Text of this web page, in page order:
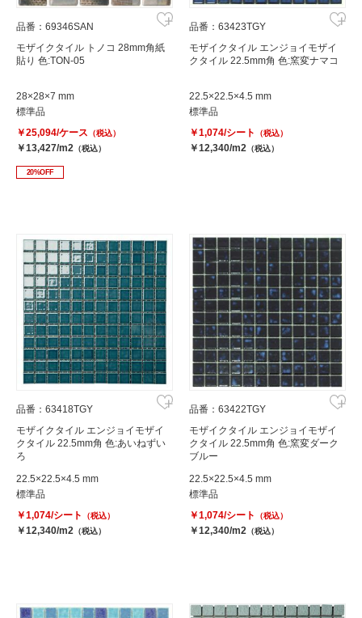
品番：69346SAN
モザイクタイル トノコ 28mm角紙
貼り 色:TON-05
28×28×7 mm
標準品
￥25,094/ケース （税込）
￥13,427/m2 （税込）
20%OFF
品番：63423TGY
モザイクタイル エンジョイモザイ
クタイル 22.5mm角 色:窯変ナマコ
22.5×22.5×4.5 mm
標準品
￥1,074/シート
（税込）
￥12,340/m2 （税込）
品番：63418TGY
モザイクタイル エンジョイモザイ
クタイル 22.5mm角 色:あいねずい
ろ
22.5×22.5×4.5 mm
標準品
￥1,074/シート
（税込）
￥12,340/m2 （税込）
品番：63422TGY
モザイクタイル エンジョイモザイ
クタイル 22.5mm角 色:窯変ダーク
ブルー
22.5×22.5×4.5 mm
標準品
￥1,074/シート
（税込）
￥12,340/m2 （税込）